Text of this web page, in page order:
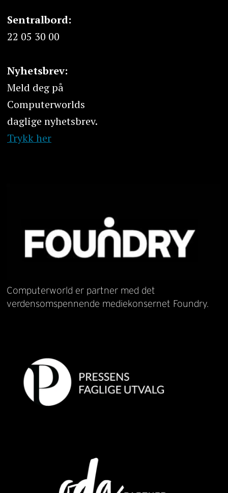
Sentralbord:
22 05 30 00
Nyhetsbrev:
Meld deg på
Computerworlds
daglige nyhetsbrev.
Trykk her
Computerworld er partner med det
verdensomspennende mediekonsernet Foundry.